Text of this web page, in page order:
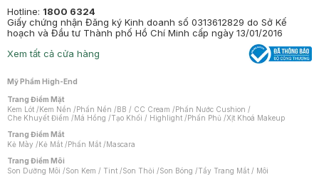
Hotline: 1800 6324
Giấy chứng nhận Đăng ký Kinh doanh số 0313612829 do Sở Kế
hoạch và Đầu tư Thành phố Hồ Chí Minh cấp ngày 13/01/2016
Xem tất cả cửa hàng
Mỹ Phẩm High-End
Trang Điểm Mặt
Kem Lót / Kem Nền / Phấn Nền / BB / CC Cream / Phấn Nước Cushion /
Che Khuyết Điểm / Má Hồng /Tạo Khối / Highlight / Phấn Phủ /Xịt Khoá Makeup
Trang Điểm Mắt
Kẻ Mày / Kẻ Mắt / Phấn Mắt / Mascara
Trang Điểm Môi
Son Dưỡng Môi /Son Kem / Tint /Son Thỏi /Son Bóng /Tẩy Trang Mắt / Môi